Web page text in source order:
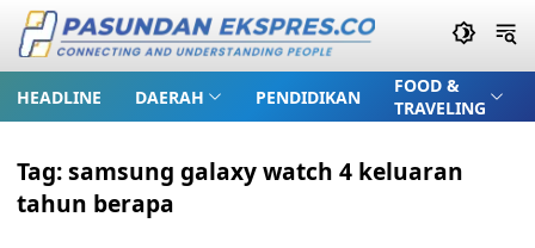
HEADLINE DAERAH PENDIDIKAN
FOOD &
TRAVELING
Tag:samsung galaxy watch 4 keluaran
tahun berapa